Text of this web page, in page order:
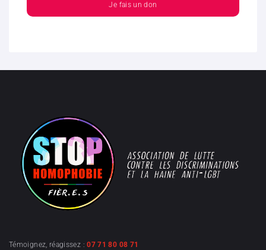
Je fais un don
Témoignez, réagissez :07 71 80 08 71